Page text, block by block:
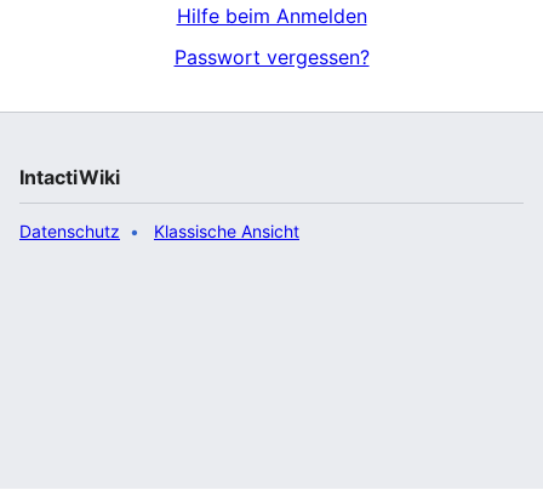
Hilfe beim Anmelden
Passwort vergessen?
IntactiWiki
Datenschutz Klassische Ansicht